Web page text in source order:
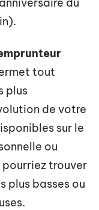
tout
plus
de votre
sur le
ou
pourriez trouver
plus basses ou